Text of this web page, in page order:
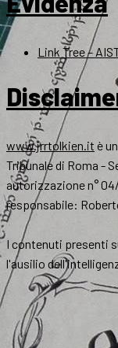
Link Tree –
www.jrrtolkien.it è
Tribunale di Roma -
autorizzazione n°
responsabile:
I contenuti presenti
l'ausilio